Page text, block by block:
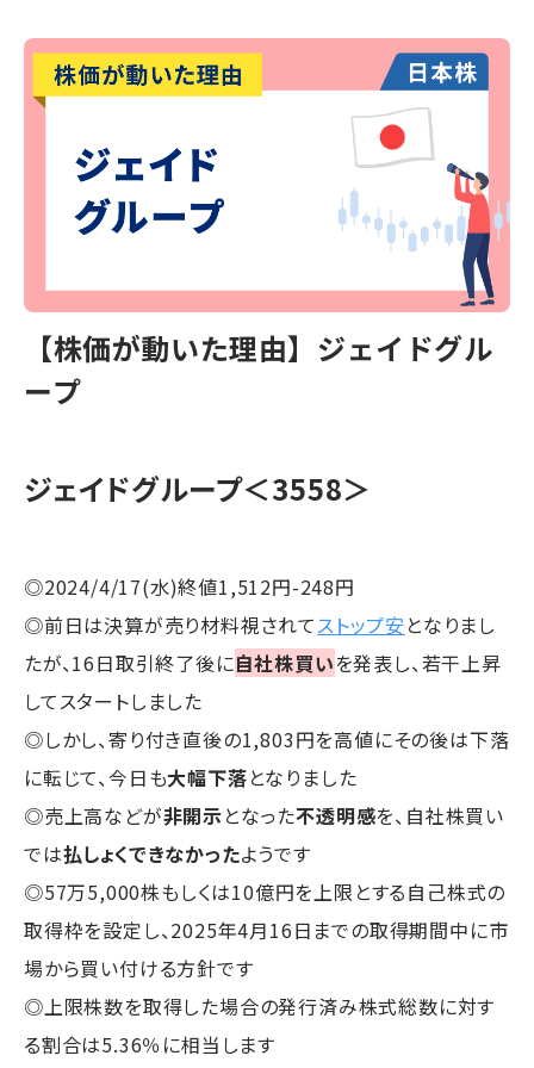
【株価が動いた理由】ジェイドグル
ープ
ジェイドグループ＜3558＞
◎2024/4/17(水)終値1,512円-248円
◎前日は決算が売り材料視されてストップ安となりまし
たが、16日取引終了後に自社株買いを発表し、若干上昇
してスタートしました
◎しかし、寄り付き直後の1,803円を高値にその後は下落
に転じて、今日も大幅下落となりました
◎売上高などが非開示となった不透明感を、自社株買い
では払しょくできなかったようです
◎57万5,000株もしくは10億円を上限とする自己株式の
取得枠を設定し、2025年4月16日までの取得期間中に市
場から買い付ける方針です
◎上限株数を取得した場合の発行済み株式総数に対す
る割合は5.36％に相当します